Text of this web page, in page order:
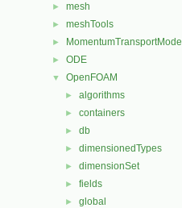
► mesh
► meshTools
►
► ODE
▼ OpenFOAM
► algorithms
► containers
► db
► dimensionedTypes
► dimensionSet
► fields
► global